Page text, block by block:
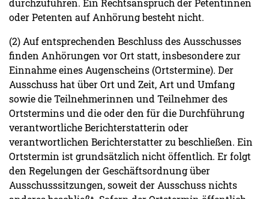
durchzuführen. Ein Rechtsanspruch der Petentinnen
oder Petenten auf Anhörung besteht nicht.
(2) Auf entsprechenden Beschluss des Ausschusses
finden Anhörungen vor Ort statt, insbesondere zur
Einnahme eines Augenscheins (Ortstermine). Der
Ausschuss hat über Ort und Zeit, Art und Umfang
sowie die Teilnehmerinnen und Teilnehmer des
Ortstermins und die oder den für die Durchführung
verantwortliche Berichterstatterin oder
verantwortlichen Berichterstatter zu beschließen. Ein
Ortstermin ist grundsätzlich nicht öffentlich. Er folgt
den Regelungen der Geschäftsordnung über
Ausschusssitzungen, soweit der Ausschuss nichts